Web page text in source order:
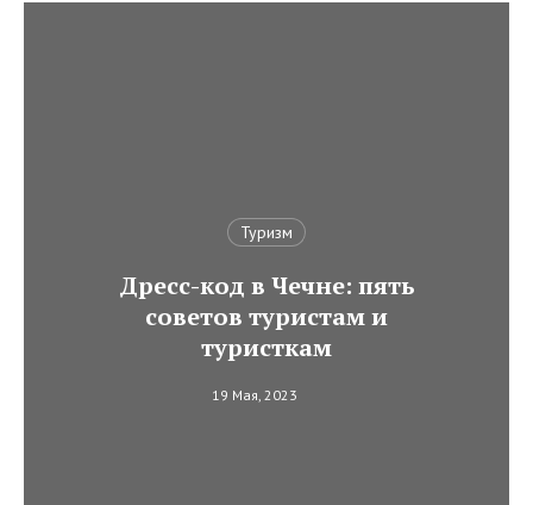
Туризм
Дресс-код в Чечне: пять
советов туристам и
туристкам
19 Мая, 2023